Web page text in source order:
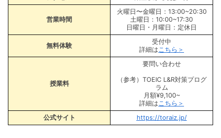
営業時間
火曜日〜金曜日：13:00~20:30
土曜日：10:00~17:30
日曜日・月曜日：定休日
無料体験
受付中
詳細は こちら＞
授業料
要問い合わせ
（参考）TOEIC L&R対策プログ
ラム
月額¥9,100~
詳細は こちら＞
公式サイト
https://toraiz.jp/